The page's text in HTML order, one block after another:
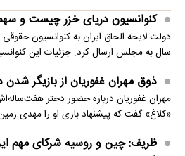
کنوانسیون دریای خزر چیست و
دولت لایحه الحاق ایران به کنوانسیون
سال به مجلس ارسال کرد. جزئیات این
ذوق مهران غفوریان از بازیگر
مهران غفوریان درباره حضور دختر
«کلاغ» گفت که پیشنهاد بازی او را مهدی
ظریف: چین و روسیه شرکای مهم